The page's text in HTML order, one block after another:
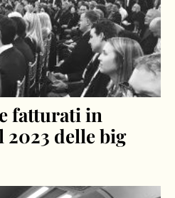
fatturati in
2023 delle big